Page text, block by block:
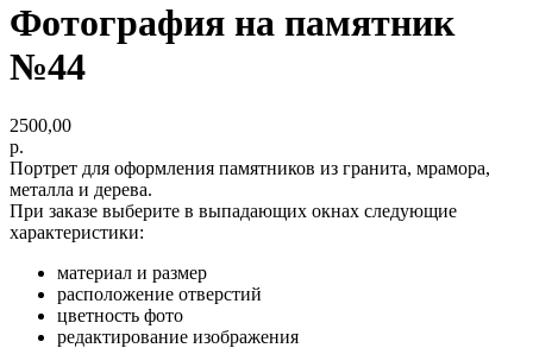
Фотография на памятник
№44
2500,00
р.
Портрет для оформления памятников из гранита, мрамора,
металла и дерева.
При заказе выберите в выпадающих окнах следующие
характеристики:
материал и размер
расположение отверстий
цветность фото
редактирование изображения